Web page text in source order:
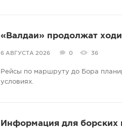
«Валдаи» продолжат
6 АВГУСТА 2026 0 36
Рейсы по маршруту до Бора
условиях.
Информация для борских